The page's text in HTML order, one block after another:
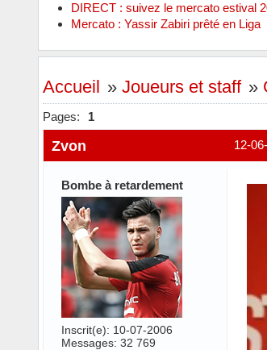
DIRECT : suivez le mercato estival
Mercato : Yassir Zabiri prêté en Liga
Accueil » Joueurs et staff »
Pages: 1
12-
Zvon
Bombe à retardement
Inscrit(e): 10-07-2006
Messages: 32 769